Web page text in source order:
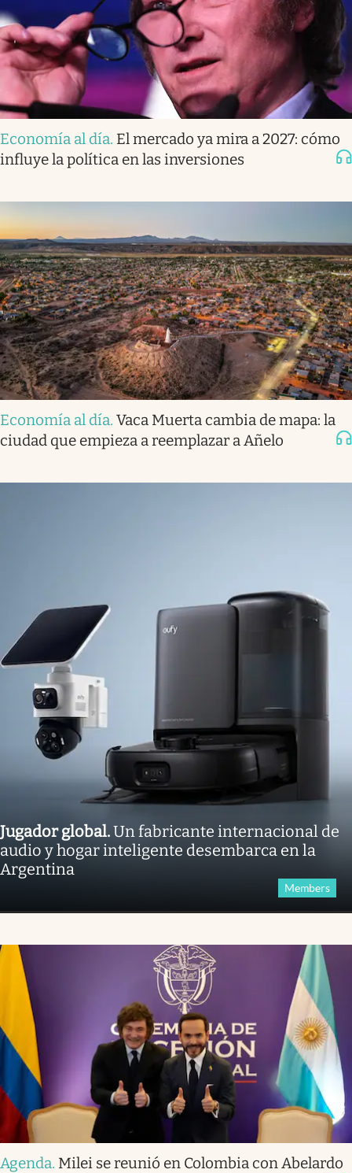
Economía al día. El mercado ya mira a 2027: cómo
influye la política en las inversiones
Economía al día. Vaca Muerta cambia de mapa: la
ciudad que empieza a reemplazar a Añelo
Jugador global.Un fabricante internacional de
audio y hogar inteligente desembarca en la
Argentina
Members
Agenda. Milei se reunió en Colombia con Abelardo